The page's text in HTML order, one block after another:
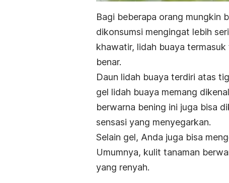
Bagi beberapa orang mungkin
dikonsumsi mengingat lebih
khawatir, lidah buaya
benar.
Daun lidah buaya terdiri atas
gel lidah buaya memang
berwarna bening ini juga bisa
sensasi yang menyegarkan.
Selain gel, Anda juga bisa
Umumnya, kulit tanaman
yang renyah.